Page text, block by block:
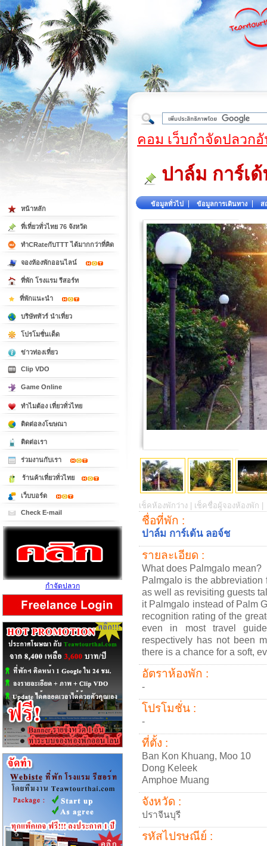
ต้
คอม เว็บกำจัดปลวก
ปาล์ม การ์เ
ข้อมูลทั่วไป ข้อมูลการเดินทาง ส
เช็คห้องพักว่าง | เช็คชื่อผู้จองห้องพัก |
ชื่อที่พัก :
ปาล์ม การ์เด้น ลอจ์ช
รายละเอียด :
What does Palmgalo mean?
Palmgalo is the
as well as revisiting guests
it Palmgalo instead of Palm
recognition rating of the
even in most travel
respectively has not been
there is a chance for a soft,
อัตราห้องพัก :
-
โปรโมชั่น :
-
ที่ตั้ง :
Ban Kon Khuang, Moo 10
Dong Keleek
Amphoe Muang
จังหวัด :
ปราจีนบุรี
รหัสไปรษณีย์ :
หน้าหลัก
ที่เที่ยวทั่วไทย 76 จังหวัด
ทำCRateกับTTT ได้มากกว่าที่คิด
จองห้องพักออนไลน์
ที่พัก โรงแรม รีสอร์ท
ที่พักแนะนำ
บริษัททัวร์ นำเที่ยว
โปรโมชั่นเด็ด
ข่าวท่องเที่ยว
Clip VDO
Game Online
ทำไมต้อง เที่ยวทั่วไทย
ติดต่อลงโฆษณา
ติดต่อเรา
ร่วมงานกับเรา
ร้านค้าเที่ยวทั่วไทย
เว็บบอร์ด
Check E-mail
กำจัดปลวก